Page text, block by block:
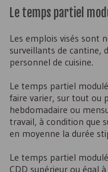
Le temps partiel
Les emplois visés sont
surveillants de cantine,
personnel de cuisine.
Le temps partiel
faire varier, sur tout ou
hebdomadaire ou
travail, à condition que
en moyenne la durée
Le temps partiel
CDD supérieur ou égal